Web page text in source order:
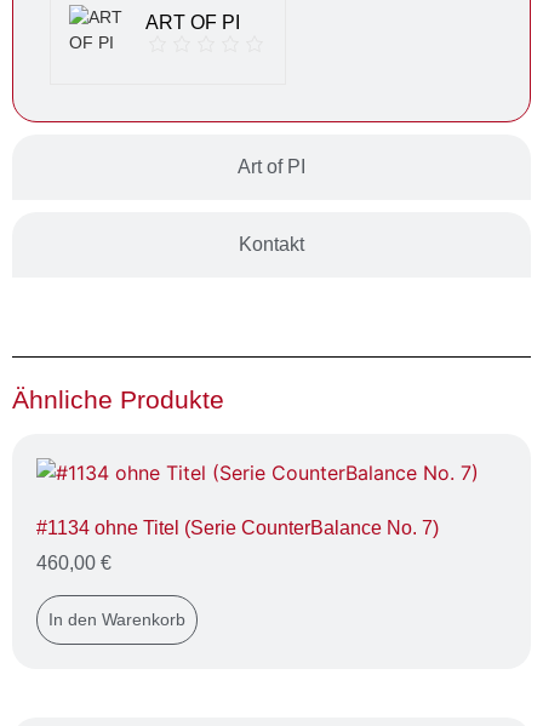
Art of PI
Kontakt
ART OF PI
Ähnliche Produkte
#1134 ohne Titel (Serie CounterBalance No. 7)
460,00 €
In den Warenkorb